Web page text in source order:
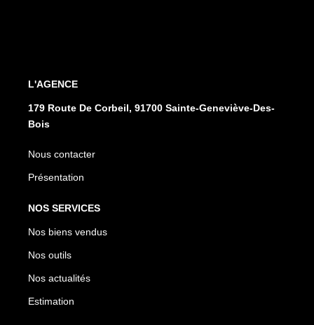
L'AGENCE
179 Route De Corbeil, 91700 Sainte-Geneviève-Des-
Bois
Nous contacter
Présentation
NOS SERVICES
Nos biens vendus
Nos outils
Nos actualités
Estimation